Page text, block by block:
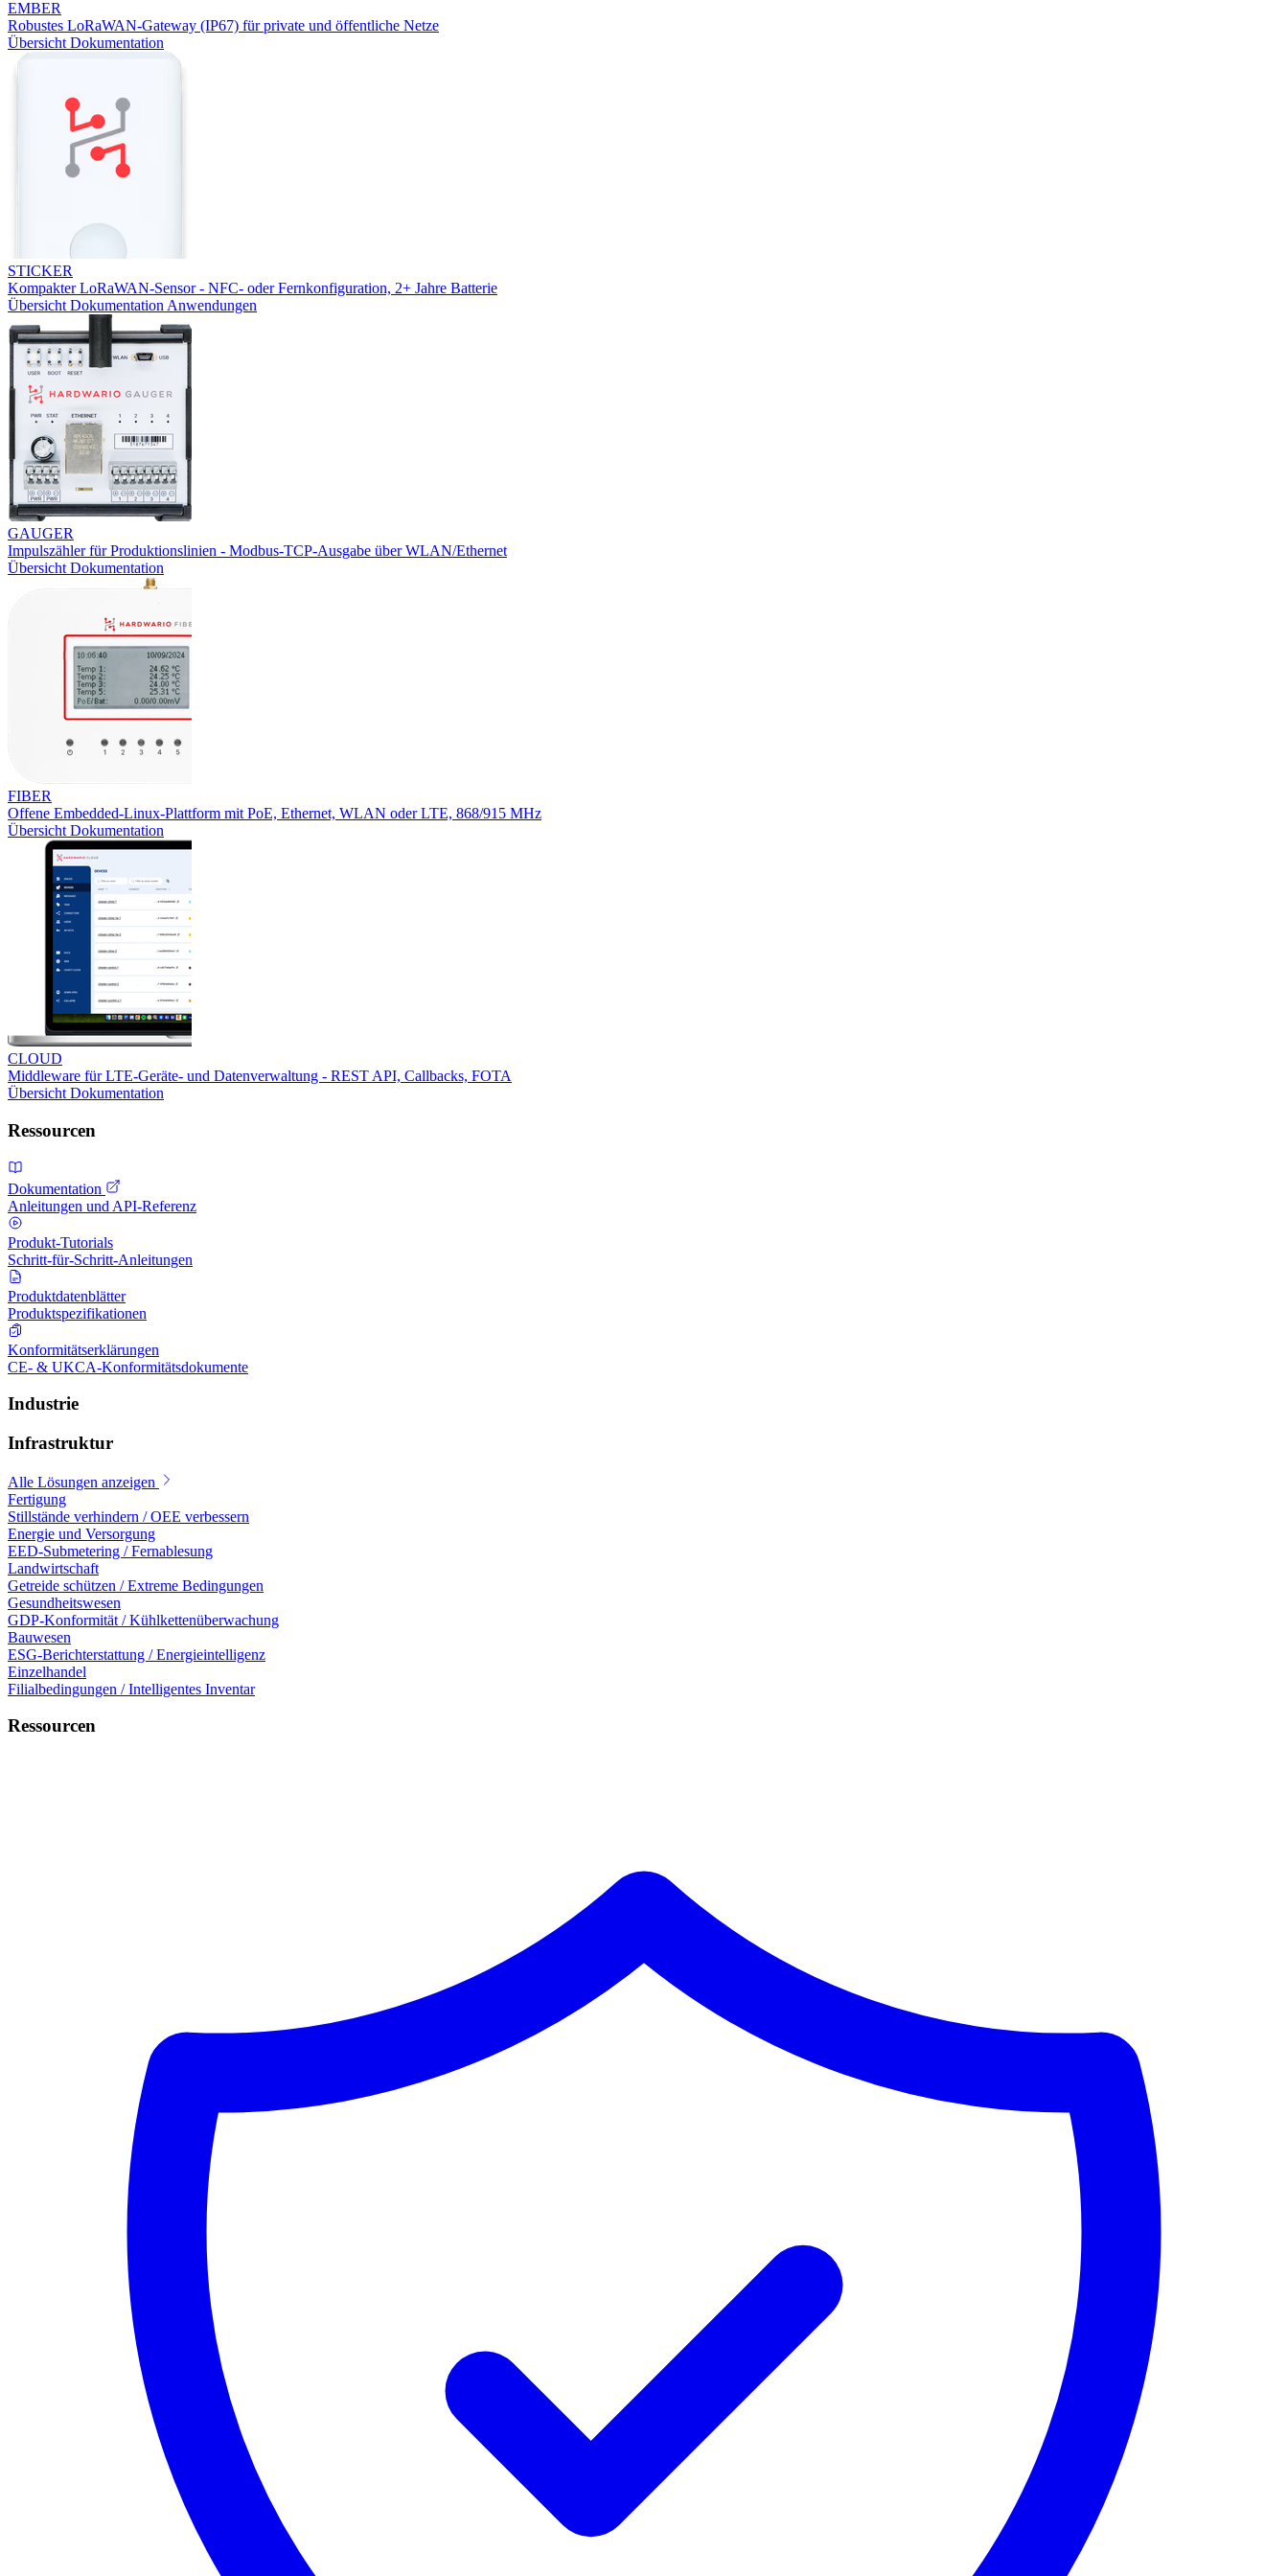
EMBER
Robustes LoRaWAN-Gateway (IP67) für private und öffentliche Netze
Übersicht Dokumentation
STICKER
Kompakter LoRaWAN-Sensor - NFC- oder Fernkonfiguration, 2+ Jahre Batterie
Übersicht Dokumentation Anwendungen
GAUGER
Impulszähler für Produktionslinien - Modbus-TCP-Ausgabe über WLAN/Ethernet
Übersicht Dokumentation
FIBER
Offene Embedded-Linux-Plattform mit PoE, Ethernet, WLAN oder LTE, 868/915 MHz
Übersicht Dokumentation
CLOUD
Middleware für LTE-Geräte- und Datenverwaltung - REST API, Callbacks, FOTA
Übersicht Dokumentation
Ressourcen
Dokumentation
Anleitungen und API-Referenz
Produkt-Tutorials
Schritt-für-Schritt-Anleitungen
Produktdatenblätter
Produktspezifikationen
Konformitätserklärungen
CE- & UKCA-Konformitätsdokumente
Industrie
Infrastruktur
Alle Lösungen anzeigen
Fertigung
Stillstände verhindern / OEE verbessern
Energie und Versorgung
EED-Submetering / Fernablesung
Landwirtschaft
Getreide schützen / Extreme Bedingungen
Gesundheitswesen
GDP-Konformität / Kühlkettenüberwachung
Bauwesen
ESG-Berichterstattung / Energieintelligenz
Einzelhandel
Filialbedingungen / Intelligentes Inventar
Ressourcen